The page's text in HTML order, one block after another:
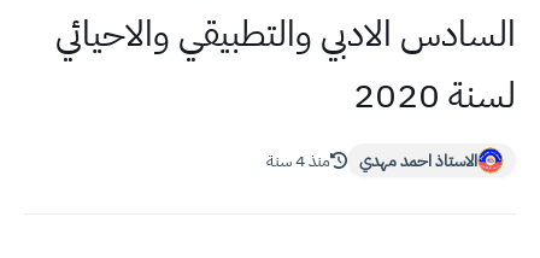
السادس الادبي والتطبيقي والاحيائي
لسنة 2020
الاستاذ احمد مهدي منذ 4 سنة